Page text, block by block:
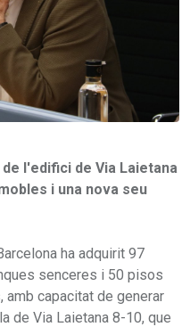
l'edifici de Via Laietana
i una nova seu
ha adquirit 97
senceres i 50 pisos
capacitat de generar
de Via Laietana 8-10, que